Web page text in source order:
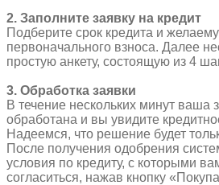
2. Заполните заявку на кредит
Подберите срок кредита и
первоначального взноса. Далее
простую анкету, состоящую из 4
3. Обработка заявки
В течение нескольких минут ваша
обработана и вы увидите
Надеемся, что решение будет
После получения одобрения
условия по кредиту, с которыми
согласиться, нажав кнопку